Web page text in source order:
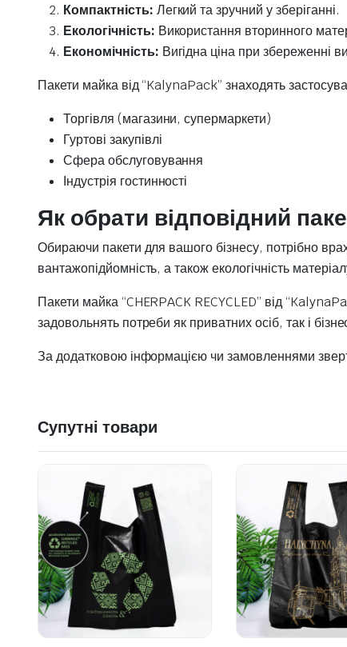
Компактність: Легкий та зручний у зберіганні.
Екологічність: Використання вторинного
Економічність: Вигідна ціна при збереженні
Пакети майка від “KalynaPack” знаходять
Торгівля (магазини, супермаркети)
Гуртові закупівлі
Сфера обслуговування
Індустрія гостинності
Як обрати відповідний
Обираючи пакети для вашого бізнесу, потрібно
вантажопідйомність, а також екологічність
Пакети майка “CHERPACK RECYCLED” від
задовольнять потреби як приватних осіб, так і
За додатковою інформацією чи замовленнями
Супутні товари